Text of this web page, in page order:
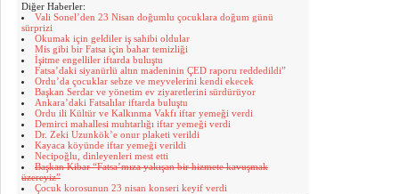
Diğer Haberler:
Vali Sonel’den 23 Nisan doğumlu çocuklara doğum günü
sürprizi
Okumak için geldiler iş sahibi oldular
Mis gibi bir Fatsa için bahar temizliği
İşitme engelliler iftarda buluştu
Fatsa’daki siyanürlü altın madeninin ÇED raporu reddedildi”
Ordu’da çocuklar sebze ve meyvelerini kendi ekecek
Başkan Serdar ve yönetim ev ziyaretlerini sürdürüyor
Ankara’daki Fatsalılar iftarda buluştu
Ordu ili Kültür ve Kalkınma Vakfı iftar yemeği verdi
Demirci mahallesi muhtarlığı iftar yemeği verdi
Dr. Zeki Uzunkök’e onur plaketi verildi
Kayaca köyünde iftar yemeği verildi
Necipoğlu, dinleyenleri mest etti
Başkan Kibar “Fatsa’mıza yakışan bir hizmete kavuşmak
üzereyiz”
Çocuk korosunun 23 nisan konseri keyif verdi